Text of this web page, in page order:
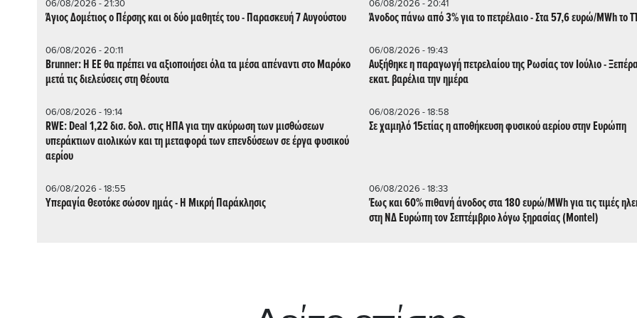
06/08/2026 - 21:30
Άγιος Δομέτιος ο Πέρσης και οι δύο μαθητές του - Παρασκευή 7 Αυγούστου
06/08/2026 - 20:41
Άνοδος πάνω από 3% για το πετρέλαιο - Στα 57,6 ευρώ/MWh το
06/08/2026 - 20:11
Brunner: Η ΕΕ θα πρέπει να αξιοποιήσει όλα τα μέσα απέναντι στο Μαρόκο
μετά τις διελεύσεις στη Θέουτα
06/08/2026 - 19:43
Αυξήθηκε η παραγωγή πετρελαίου της Ρωσίας τον Ιούλιο -
εκατ. βαρέλια την ημέρα
06/08/2026 - 19:14
RWE: Deal 1,22 δισ. δολ. στις ΗΠΑ για την ακύρωση των μισθώσεων
υπεράκτιων αιολικών και τη μεταφορά των επενδύσεων σε έργα φυσικού
αερίου
06/08/2026 - 18:58
Σε χαμηλό 15ετίας η αποθήκευση φυσικού αερίου στην Ευρώπη
06/08/2026 - 18:55
Υπεραγία Θεοτόκε σώσον ημάς - Η Μικρή Παράκλησις
06/08/2026 - 18:33
Έως και 60% πιθανή άνοδος στα 180 ευρώ/MWh για τις τιμές
στη ΝΔ Ευρώπη τον Σεπτέμβριο λόγω ξηρασίας (Montel)